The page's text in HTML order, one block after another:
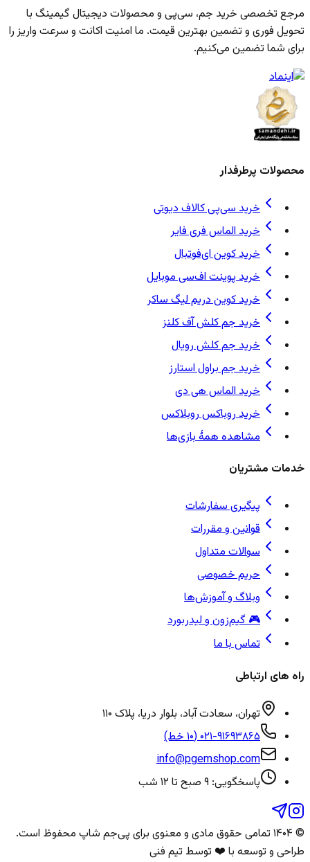
مرجع تخصصی خرید جم، سی‌پی و محصولات دیجیتال گیمینگ با
تحویل فوری و تضمین بهترین قیمت. ما امنیت اکانت و سرعت واریز را
برای شما تضمین می‌کنیم.
محصولات پرطرفدار
خرید سی‌پی کالاف دیوتی
خرید الماس فری فایر
خرید کوین ای‌فوتبال
خرید پوینت اف‌سی موبایل
خرید کوین دریم لیگ ساکر
خرید جم کلش آف کلنز
خرید جم کلش رویال
خرید جم براول استارز
خرید الماس هی دی
خرید روباکس روبلاکس
مشاهده همهٔ بازی‌ها
خدمات مشتریان
پیگیری سفارشات
قوانین و مقررات
سوالات متداول
حریم خصوصی
وبلاگ و آموزش‌ها
🎮 گیم‌زون و لیدربورد
تماس با ما
راه های ارتباطی
تهران، سعادت آباد، بلوار دریا، پلاک ۱۱۰
۰۲۱-۹۱۶۹۳۸۶۵ (۱۰ خط)
info@pgemshop.com
پاسخگویی: ۹ صبح تا ۱۲ شب
© ۱۴۰۴ تمامی حقوق مادی و معنوی برای پی‌جم شاپ محفوظ است.
طراحی و توسعه با ❤️ توسط تیم فنی